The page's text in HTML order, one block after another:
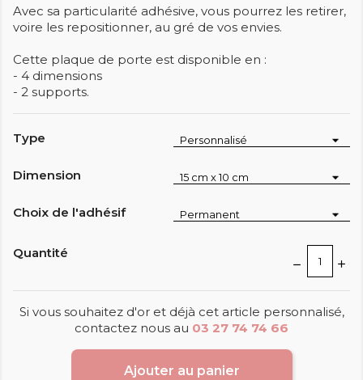
Avec sa particularité adhésive, vous pourrez les retirer,
voire les repositionner, au gré de vos envies.
Cette plaque de porte est disponible en :
- 4 dimensions
- 2 supports.
Type
Dimension
Choix de l'adhésif
Quantité
Si vous souhaitez d'or et déjà cet article personnalisé,
contactez nous au 03 27 74 74 66
Ajouter au panier